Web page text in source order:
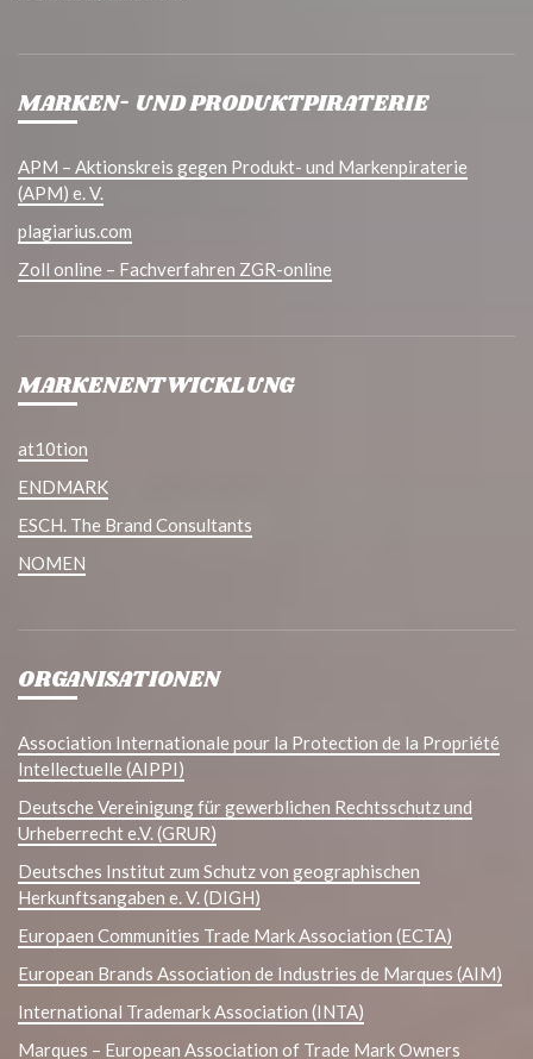
MARKEN- UND PRODUKTPIRATERIE
APM – Aktionskreis gegen Produkt- und Markenpiraterie
(APM) e. V.
plagiarius.com
Zoll online – Fachverfahren ZGR-online
MARKENENTWICKLUNG
at10tion
ENDMARK
ESCH. The Brand Consultants
NOMEN
ORGANISATIONEN
Association Internationale pour la Protection de la Propriété
Intellectuelle (AIPPI)
Deutsche Vereinigung für gewerblichen Rechtsschutz und
Urheberrecht e.V. (GRUR)
Deutsches Institut zum Schutz von geographischen
Herkunftsangaben e. V. (DIGH)
Europaen Communities Trade Mark Association (ECTA)
European Brands Association de Industries de Marques (AIM)
International Trademark Association (INTA)
Marques – European Association of Trade Mark Owners